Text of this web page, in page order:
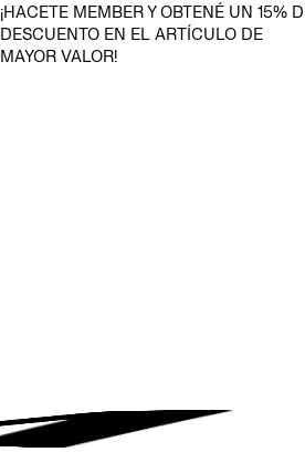
¡HACETE MEMBER Y OBTENÉ UN 15%
DESCUENTO EN EL ARTÍCULO DE
MAYOR VALOR!